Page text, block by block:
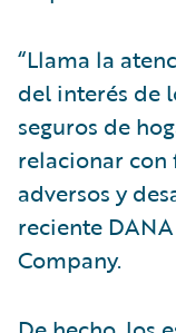
“Llama la
del interés de
seguros de
relacionar
adversos y
reciente
Company.